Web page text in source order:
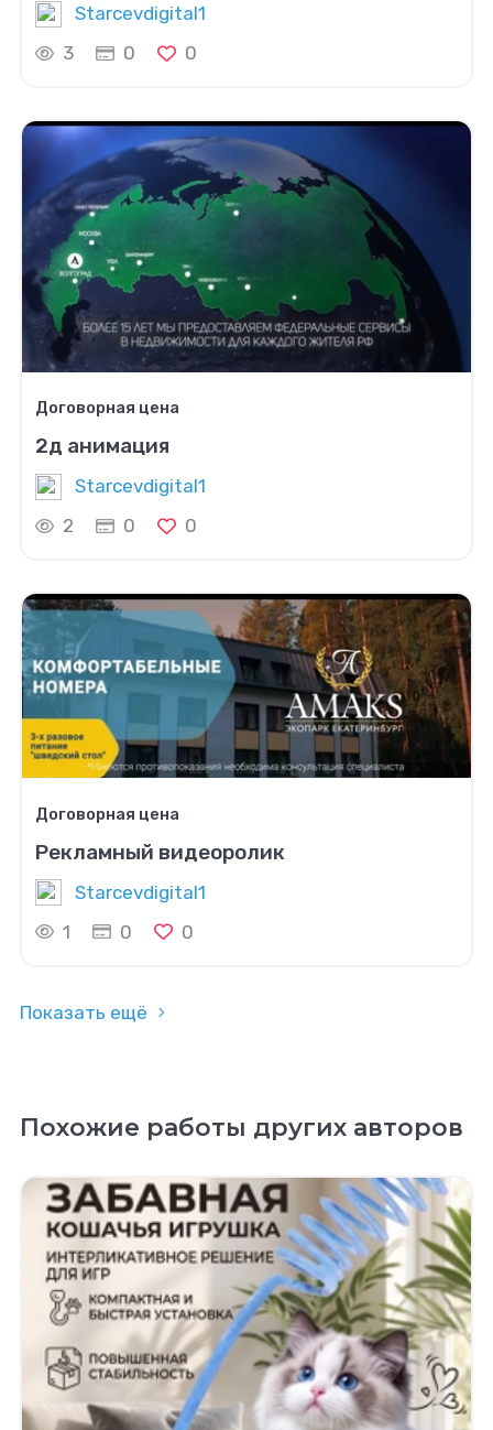
Starcevdigital1
3
0 0
Договорная цена
2д анимация
Starcevdigital1
2
0 0
Договорная цена
Рекламный видеоролик
Starcevdigital1
1
0 0
Показать ещё
Похожие работы других авторов